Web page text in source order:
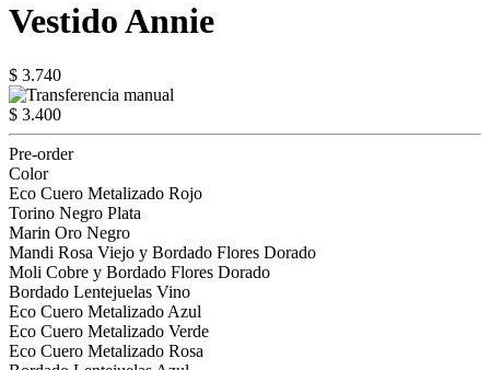
Vestido Annie
$ 3.740
$ 3.400
Pre-order
Color
Eco Cuero Metalizado Rojo
Torino Negro Plata
Marin Oro Negro
Mandi Rosa Viejo y Bordado Flores Dorado
Moli Cobre y Bordado Flores Dorado
Bordado Lentejuelas Vino
Eco Cuero Metalizado Azul
Eco Cuero Metalizado Verde
Eco Cuero Metalizado Rosa